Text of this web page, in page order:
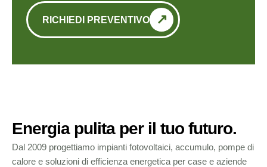
RICHIEDI PREVENTIVO
Energia pulita per il tuo futuro.
Dal 2009 progettiamo impianti fotovoltaici, accumulo, pompe di
calore e soluzioni di efficienza energetica per case e aziende